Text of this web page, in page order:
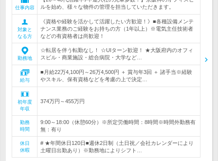
仕事内容
ルを始め、様々な物件の管理を担当していただきます。
対象と
なる方
《資格や経験を活かして活躍したい方歓迎！》■各種設備メンテ
ナンス業務のご経験をお持ちの方（1年以上）※電気主任技術者
などの有資格者は尚歓迎！
勤務地
☆転居を伴う転勤なし！ ☆UIターン歓迎！ ★大阪府内のオフィ
スビル・商業施設・総合病院・大学など…
給与
■月給22万4,100円～26万4,500円 ＋ 賞与年3回 ＋ 諸手当※経験
やスキル、保有資格などを考慮の上で決定…
初年度
年収
374万円～455万円
勤務
時間
9:00～18:00（休憩60分）※所定労働時間：8時間※時間外勤務有
無：有り
休日
休暇
# ★年間休日120日■週休2日制（土日祝／会社カレンダーにより
土曜日出勤あり）※勤務地によりシフト…